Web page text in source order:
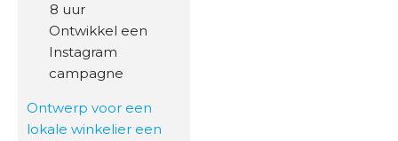
8 uur
Ontwikkel een
Instagram
campagne
Ontwerp voor een
lokale winkelier een